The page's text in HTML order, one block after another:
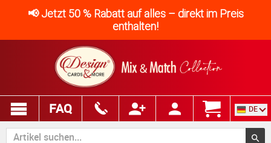
📢 Jetzt 50 % Rabatt auf alles – direkt im Preis
enthalten!
FAQ DE